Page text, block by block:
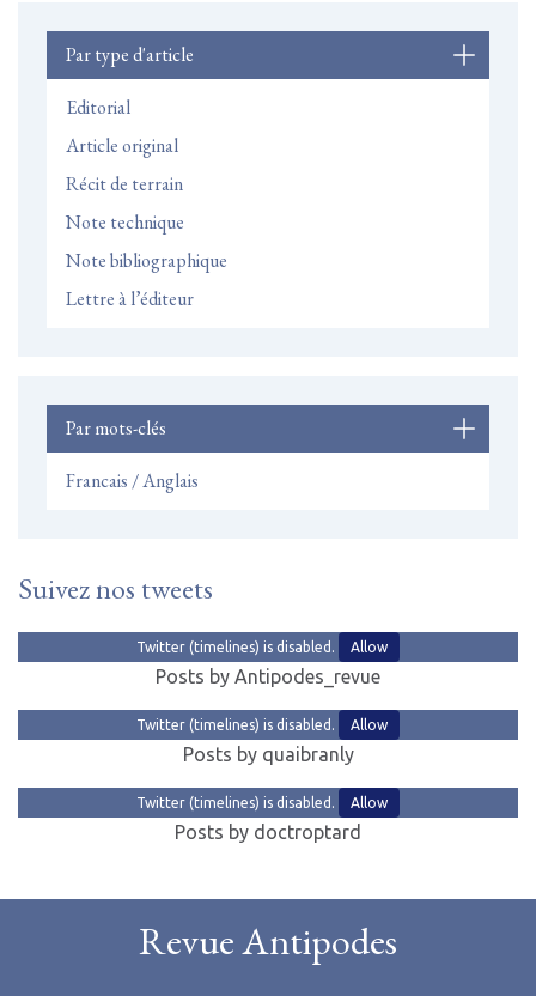
Par type d'article
Editorial
Article original
Récit de terrain
Note technique
Note bibliographique
Lettre à l’éditeur
Par mots-clés
Francais / Anglais
Suivez nos tweets
Twitter (timelines) is disabled. Allow
Posts by Antipodes_revue
Twitter (timelines) is disabled. Allow
Posts by quaibranly
Twitter (timelines) is disabled. Allow
Posts by doctroptard
Revue Antipodes